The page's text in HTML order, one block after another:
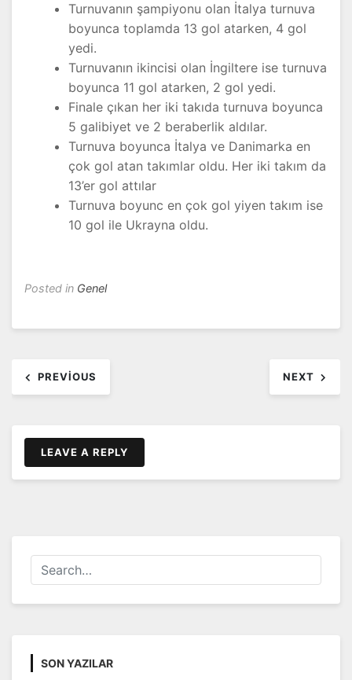
Turnuvanın şampiyonu olan İtalya turnuva
boyunca toplamda 13 gol atarken, 4 gol
yedi.
Turnuvanın ikincisi olan İngiltere ise turnuva
boyunca 11 gol atarken, 2 gol yedi.
Finale çıkan her iki takıda turnuva boyunca
5 galibiyet ve 2 beraberlik aldılar.
Turnuva boyunca İtalya ve Danimarka en
çok gol atan takımlar oldu. Her iki takım da
13’er gol attılar
Turnuva boyunc en çok gol yiyen takım ise
10 gol ile Ukrayna oldu.
Posted in Genel
dolaşımı
PREVIOUS NEXT
LEAVE A REPLY
SON YAZILAR